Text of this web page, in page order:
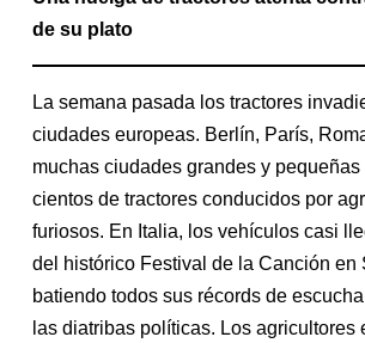
de su plato
La semana pasada los tractores
ciudades europeas. Berlín, París,
muchas ciudades grandes y
cientos de tractores conducidos por
furiosos. En Italia, los vehículos casi
del histórico Festival de la Canción en
batiendo todos sus récords de
las diatribas políticas. Los agricultores